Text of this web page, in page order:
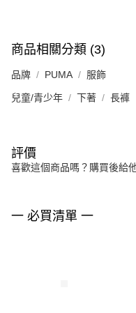
商品相關分類 (3)
品牌 PUMA 服飾
兒童/青少年 下著 長褲
評價
喜歡這個商品嗎？購買後給
一 必買清單 一